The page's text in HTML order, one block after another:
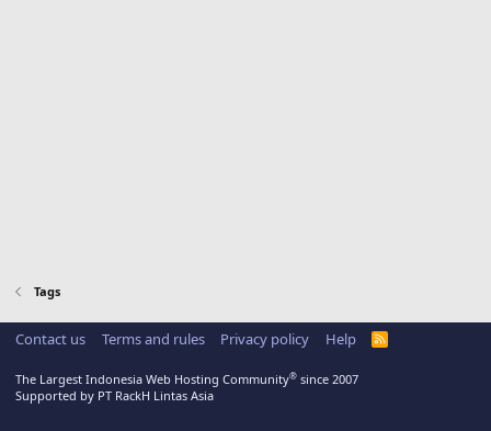
Tags
Contact us Terms and rules Privacy policy Help
R
The Largest Indonesia Web Hosting Community® since 2007
Supported by PT RackH Lintas Asia